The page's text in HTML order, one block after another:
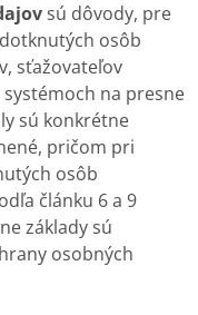
sú dôvody, pre
osôb
sťažovateľov
na presne
sú konkrétne
pričom pri
osôb
článku 6 a 9
základy sú
osobných